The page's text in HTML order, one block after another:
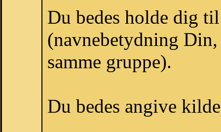
Du bedes holde dig
(navnebetydning
samme gruppe).
Du bedes angive